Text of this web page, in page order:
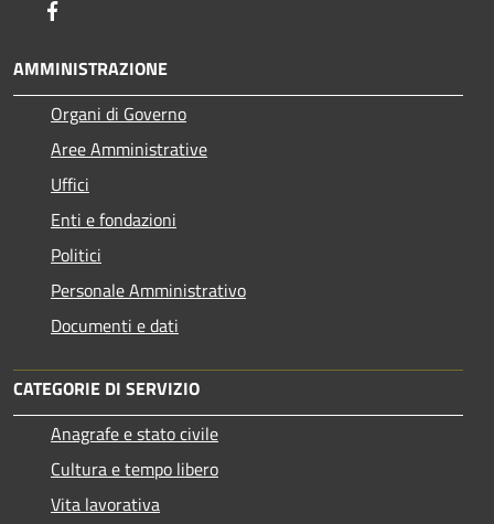
AMMINISTRAZIONE
Organi di Governo
Aree Amministrative
Uffici
Enti e fondazioni
Politici
Personale Amministrativo
Documenti e dati
CATEGORIE DI SERVIZIO
Anagrafe e stato civile
Cultura e tempo libero
Vita lavorativa